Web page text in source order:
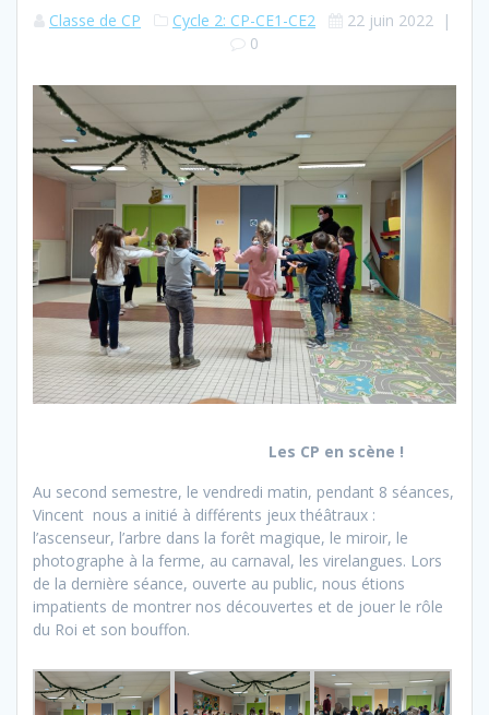
Classe de CP Cycle 2: CP-CE1-CE2 22 juin 2022 |
0
Les CP en scène !
Au second semestre, le vendredi matin, pendant 8 séances,
Vincent nous a initié à différents jeux théâtraux :
l’ascenseur, l’arbre dans la forêt magique, le miroir, le
photographe à la ferme, au carnaval, les virelangues. Lors
de la dernière séance, ouverte au public, nous étions
impatients de montrer nos découvertes et de jouer le rôle
du Roi et son bouffon.